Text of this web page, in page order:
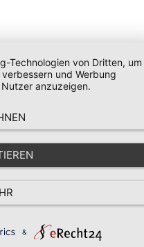
Technologien von Dritten, um
und Werbung
anzuzeigen.
&